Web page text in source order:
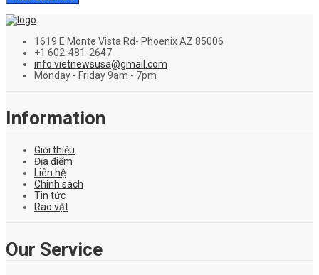
1619 E Monte Vista Rd- Phoenix AZ 85006
+1 602-481-2647
info.vietnewsusa@gmail.com
Monday - Friday 9am - 7pm
Information
Giới thiệu
Địa điểm
Liên hệ
Chính sách
Tin tức
Rao vặt
Our Service